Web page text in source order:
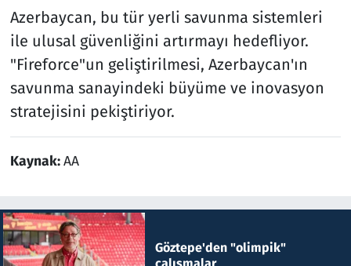
Azerbaycan, bu tür yerli savunma sistemleri
ile ulusal güvenliğini artırmayı hedefliyor.
"Fireforce"un geliştirilmesi, Azerbaycan'ın
savunma sanayindeki büyüme ve inovasyon
stratejisini pekiştiriyor.
Kaynak:AA
Göztepe'den "olimpik"
çalışmalar